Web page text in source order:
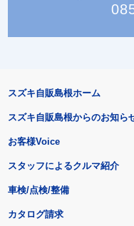
スズキ自販島根ホーム
スズキ自販島根からのお知ら
お客様Voice
スタッフによるクルマ紹介
車検/点検/整備
カタログ請求